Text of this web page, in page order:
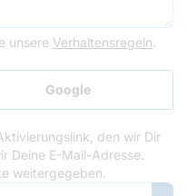
unsere Verhaltensregeln.
Google
Anmeldung
den wir Dir
Deine E-Mail-Adresse.
weitergegeben.